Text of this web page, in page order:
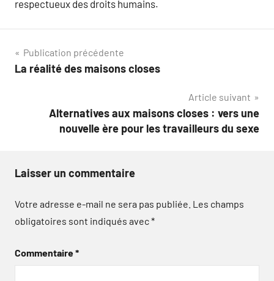
respectueux des droits humains.
Navigation
de
Publication précédente
La réalité des maisons closes
Article suivant
Alternatives aux maisons closes : vers une
nouvelle ère pour les travailleurs du sexe
Laisser un commentaire
Votre adresse e-mail ne sera pas publiée. Les champs
obligatoires sont indiqués avec*
Commentaire*